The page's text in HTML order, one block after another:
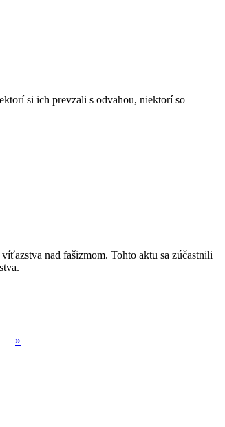
si ich prevzali s odvahou, niektorí so
nad fašizmom. Tohto aktu sa zúčastnili
»